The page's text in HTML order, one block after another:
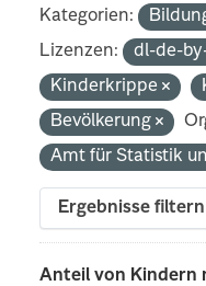
Kategorien:
Lizenzen:
dl-de-
Kinderkrippe
Bevölkerung
Amt für Statistik
Ergebnisse filtern
Anteil von Kindern